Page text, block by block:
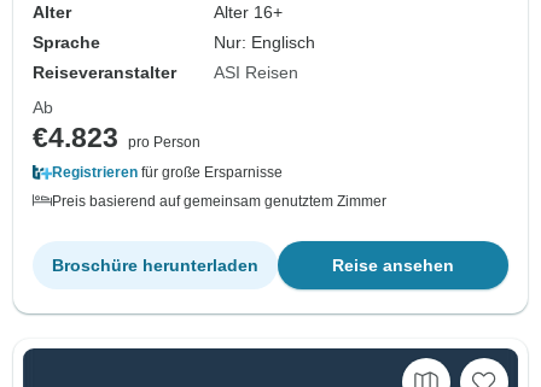
Alter
Alter 16+
Sprache
Nur: Englisch
Reiseveranstalter
ASI Reisen
Ab
€4.823
pro Person
Registrieren für große Ersparnisse
Preis basierend auf gemeinsam genutztem Zimmer
Reise ansehen
Broschüre herunterladen